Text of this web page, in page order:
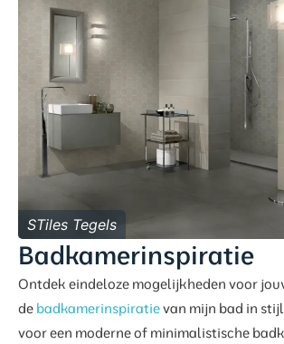
Badkamerinspiratie
Ontdek eindeloze mogelijkheden voor
de badkamerinspiratievan mijn bad in
voor een moderne of minimalistische
STiles Tegels